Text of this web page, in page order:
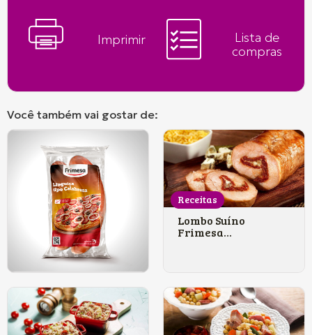
Imprimir
Lista de
compras
Você também vai gostar de:
Receitas
Lombo Suíno
Frimesa